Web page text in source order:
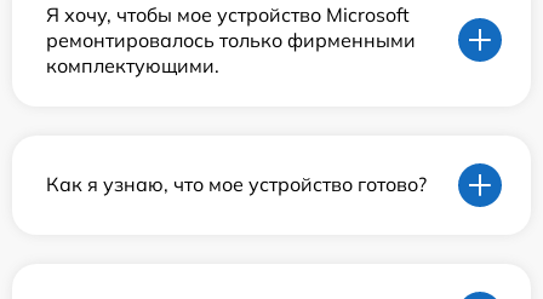
Я хочу, чтобы мое устройство Microsoft
ремонтировалось только фирменными
комплектующими.
Как я узнаю, что мое устройство готово?